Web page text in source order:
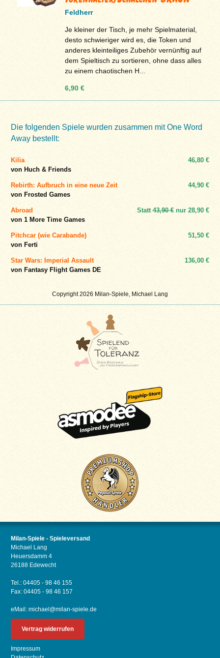
Copyright 2026 Milan-Spiele, Michael Lang
Feldherr
Je kleiner der Tisch, je mehr Spielmaterial,
desto schwieriger wird es, die Token und
anderes kleinteiliges Zubehör vernünftig auf
dem Spieltisch zu sortieren, ohne dass alles
zu einem chaotischen H...
6,90 €
Die folgenden Spiele wurden zusammen mit One Word
Away bestellt:
Kilia
von Huch & Friends
46,80 €
Rebirth: Aufbruch in eine neue Zeit
von Frosted Games
44,90 €
Abroad
von 1 More Time Games
Statt43,90 €nur 28,90 €
Pitchcar (wie Carabande)
von Ferti
51,50 €
Star Wars: Imperial Assault
von Fantasy Flight Games DE
136,00 €
Milan-Spiele - Spieleversand
Michael Lang
Heuersdamm 4
26188 Edewecht
Tel.: 04405 - 98 46 155
Fax: 04405 - 98 46 157
eMail:michael@milan-spiele.de
Vertrag widerrufen
Impressum